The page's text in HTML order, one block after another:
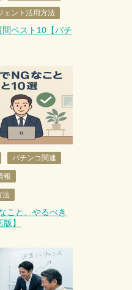
ェント活用方法
ベスト10【パチ
パチンコ関連
報
法
こと、やるべき
】